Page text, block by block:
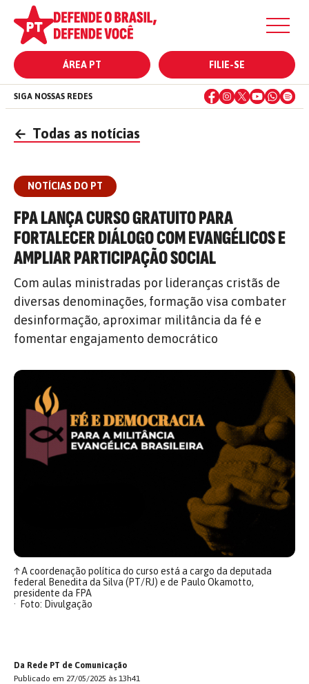
ÁREA PT FILIE-SE
SIGA NOSSAS REDES
← Todas as notícias
NOTÍCIAS DO PT
FPA LANÇA CURSO GRATUITO PARA
FORTALECER DIÁLOGO COM EVANGÉLICOS E
AMPLIAR PARTICIPAÇÃO SOCIAL
Com aulas ministradas por lideranças cristãs de
diversas denominações, formação visa combater
desinformação, aproximar militância da fé e
fomentar engajamento democrático
↑A coordenação política do curso está a cargo da deputada
federal Benedita da Silva (PT/RJ) e de Paulo Okamotto,
presidente da FPA
Foto: Divulgação
Da Rede PT de Comunicação
Publicado em 27/05/2025 às 13h41